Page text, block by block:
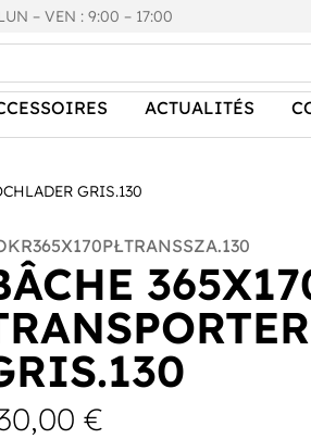
– VEN : 9:00 – 17:00
ACTUALITÉS
GRIS.130
€